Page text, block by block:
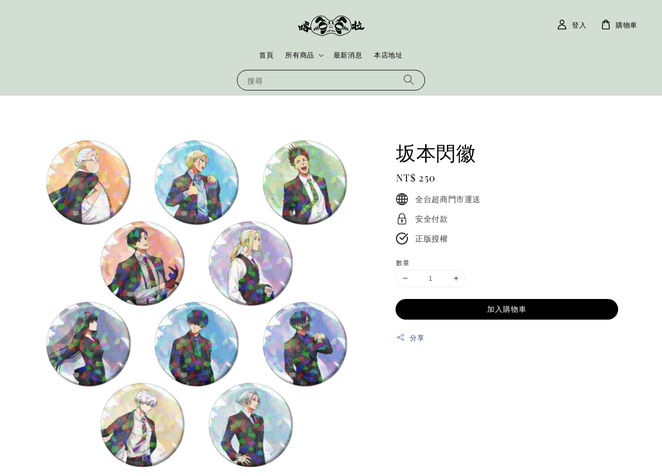
搜尋
首頁 所有商品 最新消息 本店地址
登入 購物車
坂本閃徽
Regular
price
NT$ 250
全台超商門市運送
安全付款
正版授權
數量
加入購物車
分享